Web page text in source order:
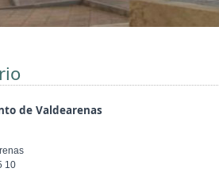
de Valdearenas
10